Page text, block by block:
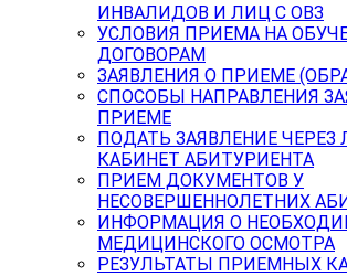
ИНВАЛИДОВ И ЛИЦ С ОВЗ
УСЛОВИЯ ПРИЕМА НА
ДОГОВОРАМ
ЗАЯВЛЕНИЯ О ПРИЕМЕ
СПОСОБЫ НАПРАВЛЕНИЯ
ПРИЕМЕ
ПОДАТЬ ЗАЯВЛЕНИЕ
КАБИНЕТ АБИТУРИЕНТА
ПРИЕМ ДОКУМЕНТОВ У
НЕСОВЕРШЕННОЛЕТНИХ
ИНФОРМАЦИЯ О
МЕДИЦИНСКОГО ОСМОТРА
РЕЗУЛЬТАТЫ ПРИЕМНЫХ